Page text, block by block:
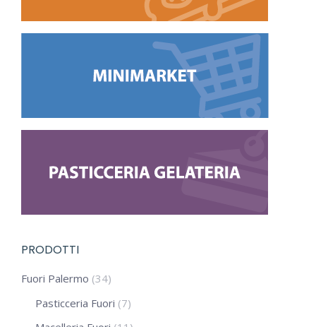
PRODOTTI
Fuori Palermo (34)
Pasticceria Fuori (7)